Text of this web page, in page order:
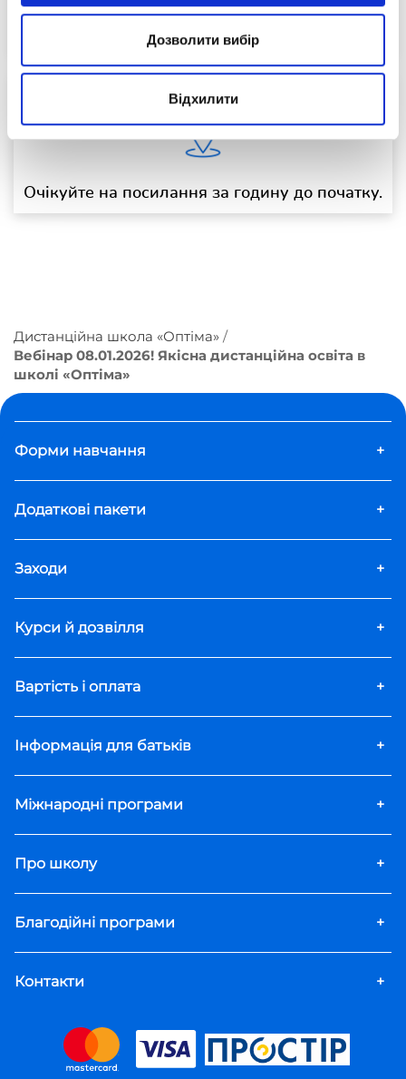
Дозволити вибір
Відхилити
Початок о 19:00
Очікуйте на посилання за годину до початку.
Дистанційна школа «Оптіма»
Вебінар 08.01.2026! Якісна дистанційна освіта в
школі «Оптіма»
Форми навчання +
Додаткові пакети +
Заходи +
Курси й дозвілля +
Вартість і оплата +
Інформація для батьків +
Міжнародні програми +
Про школу +
Благодійні програми +
Контакти +